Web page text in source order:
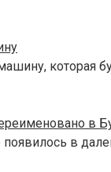
которая
в
в